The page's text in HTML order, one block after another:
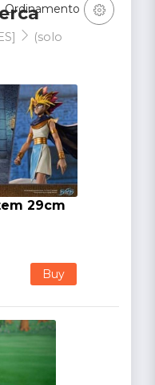
(solo
Ordinamento
29cm
Buy